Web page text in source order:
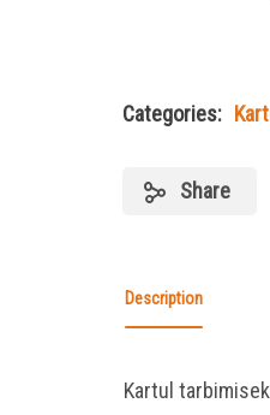
Categories:
Share
Description
Kartul